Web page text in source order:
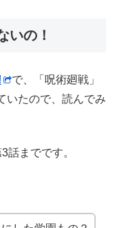
いの！
で、「呪術廻戦」
いたので、読んでみ
話までです。